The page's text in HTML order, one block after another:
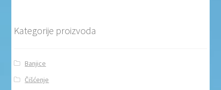
Kategorije proizvoda
Banjice
Čišćenje